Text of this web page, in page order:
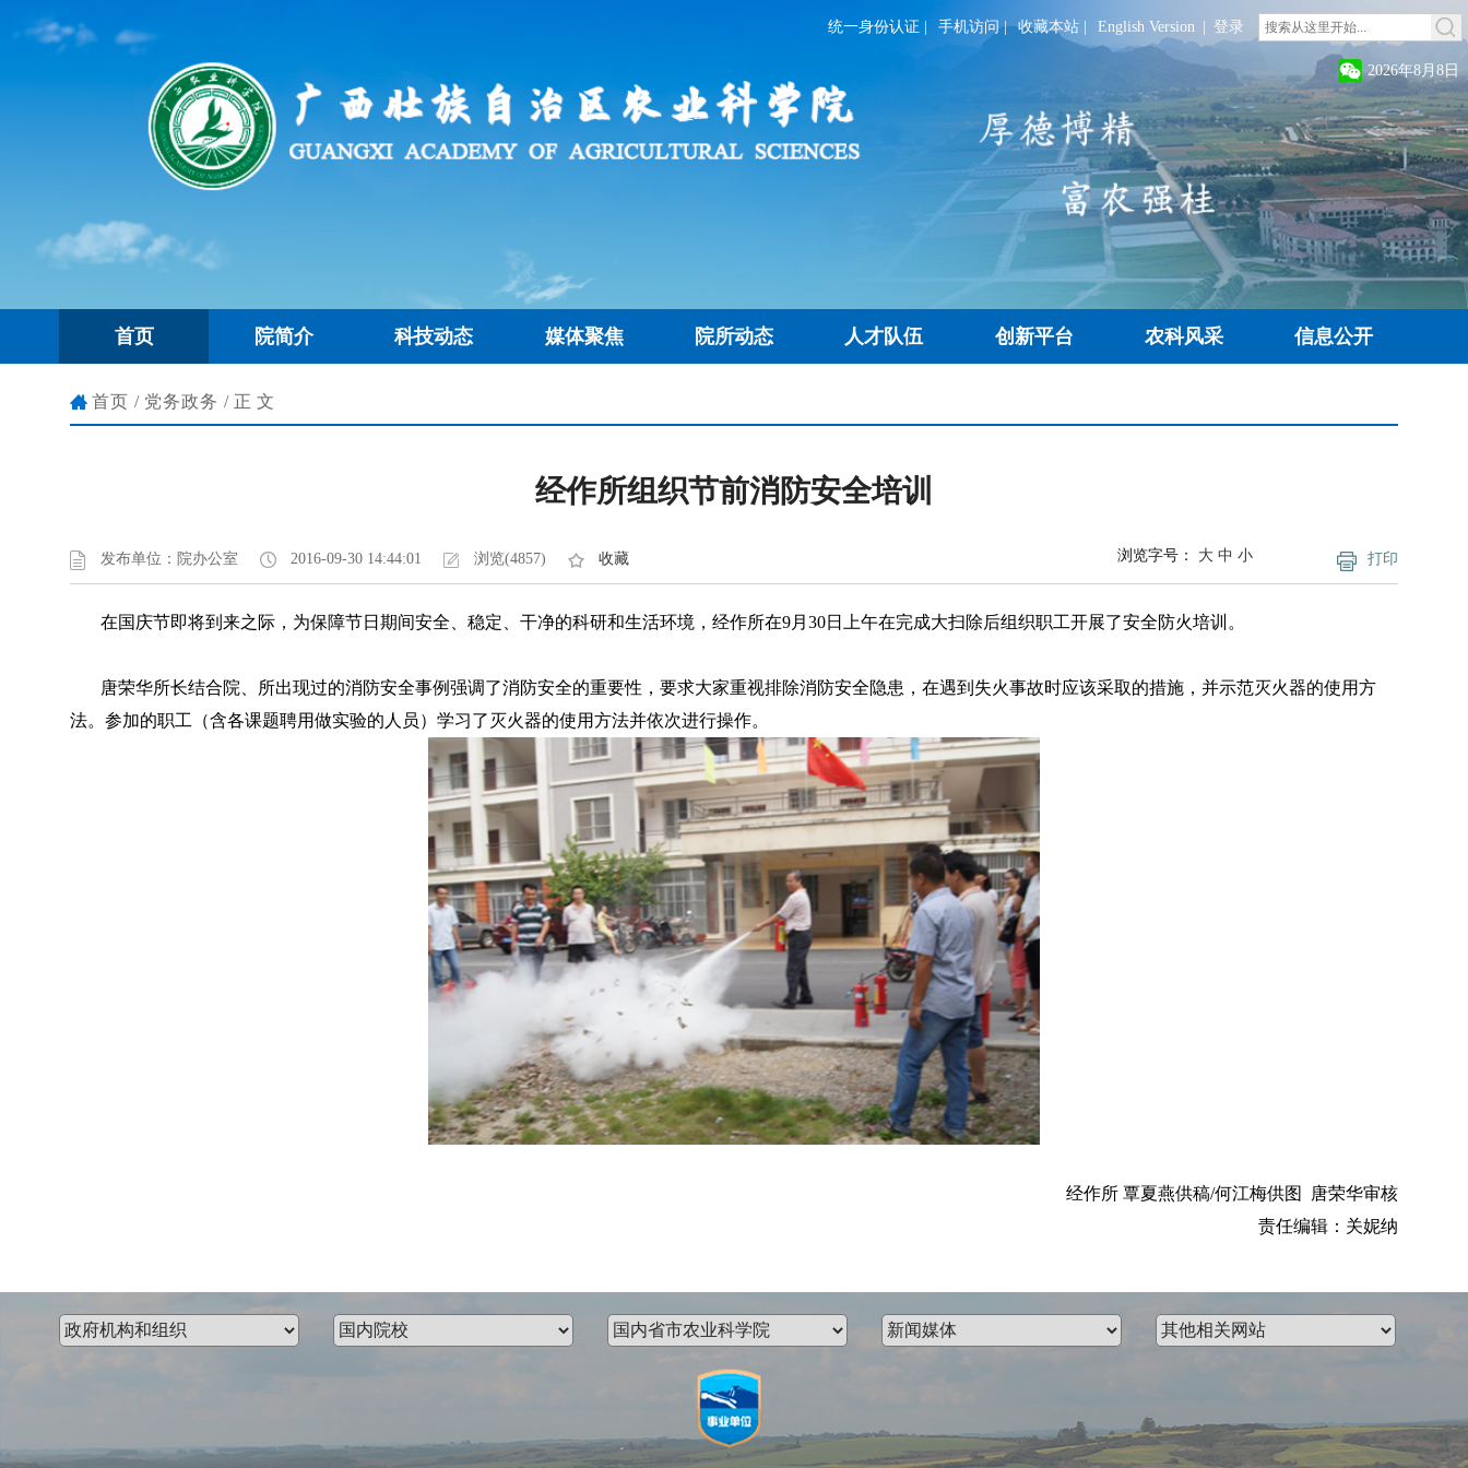
统一身份认证 手机访问| 收藏本站 English Version 登录
2026年8月8日
首页 院简介 科技动态 媒体聚焦 院所动态 人才队伍 创新平台 农科风采 信息公开
首页 / 党务政务 /正文
经作所组织节前消防安全培训
发布单位：院办公室 2016-09-30 14:44:01 浏览(4857) 收藏 打印
浏览字号： 大 中 小
在国庆节即将到来之际，为保障节日期间安全、稳定、干净的科研和生活环境，经作所在9月30日上午在完成大扫除后组织职工开展了安全防火培训。
唐荣华所长结合院、所出现过的消防安全事例强调了消防安全的重要性，要求大家重视排除消防安全隐患，在遇到失火事故时应该采取的措施，并示范灭火器的使用方
法。参加的职工（含各课题聘用做实验的人员）学习了灭火器的使用方法并依次进行操作。
经作所 覃夏燕供稿/何江梅供图 唐荣华审核
责任编辑：关妮纳